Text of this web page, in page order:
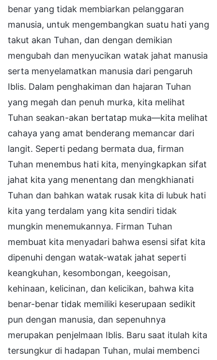
benar yang tidak membiarkan pelanggaran
manusia, untuk mengembangkan suatu hati yang
takut akan Tuhan, dan dengan demikian
mengubah dan menyucikan watak jahat manusia
serta menyelamatkan manusia dari pengaruh
Iblis. Dalam penghakiman dan hajaran Tuhan
yang megah dan penuh murka, kita melihat
Tuhan seakan-akan bertatap muka—kita melihat
cahaya yang amat benderang memancar dari
langit. Seperti pedang bermata dua, firman
Tuhan menembus hati kita, menyingkapkan sifat
jahat kita yang menentang dan mengkhianati
Tuhan dan bahkan watak rusak kita di lubuk hati
kita yang terdalam yang kita sendiri tidak
mungkin menemukannya. Firman Tuhan
membuat kita menyadari bahwa esensi sifat kita
dipenuhi dengan watak-watak jahat seperti
keangkuhan, kesombongan, keegoisan,
kehinaan, kelicinan, dan kelicikan, bahwa kita
benar-benar tidak memiliki keserupaan sedikit
pun dengan manusia, dan sepenuhnya
merupakan penjelmaan Iblis. Baru saat itulah kita
tersungkur di hadapan Tuhan, mulai membenci